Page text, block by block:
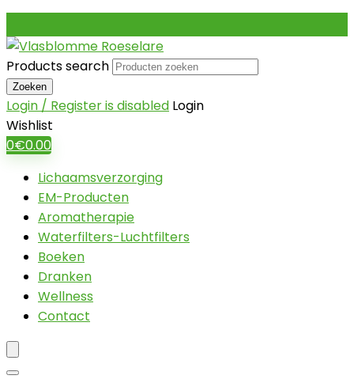
Products search
Zoeken
Login / Register is disabled Login
Wishlist
0€0.00
Lichaamsverzorging
EM-Producten
Aromatherapie
Waterfilters-Luchtfilters
Boeken
Dranken
Wellness
Contact